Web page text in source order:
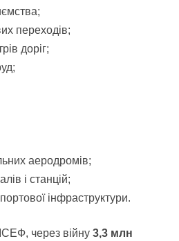
переходів;
доріг;
аеродромів;
і станцій;
інфраструктури.
через війну 3,3 млн